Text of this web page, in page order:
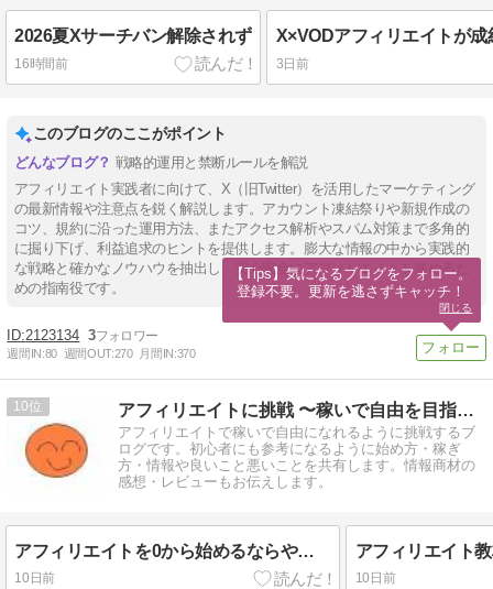
2026夏Xサーチバン解除されず
16時間前 3日前
このブログのここがポイント
戦略的運用と禁断ルールを解説
アフィリエイト実践者に向けて、X（旧Twitter）を活用したマーケティング
の最新情報や注意点を鋭く解説します。アカウント凍結祭りや新規作成の
コツ、規約に沿った運用方法、またアクセス解析やスパム対策まで多角的
に掘り下げ、利益追求のヒントを提供します。膨大な情報の中から実践的
な戦略と確かなノウハウを抽出し、安心安全にアフィリエイトを進めるた
めの指南役です。
2123134 3
週間IN:80 週間OUT:270 月間IN:370
10 アフィリエイトに挑戦 〜稼いで自由を目指す〜
アフィリエイトで稼いで自由になれるように挑戦するブ
ログです。初心者にも参考になるように始め方・稼ぎ
方・情報や良いこと悪いことを共有します。情報商材の
感想・レビューもお伝えします。
アフィリエイトを0から始めるならやること稼ぐロードマップ！4つの教材も紹介！
10日前 10日前
【Tips】気になるブログをフォロー。
登録不要。更新を逃さずキャッチ！
閉じる